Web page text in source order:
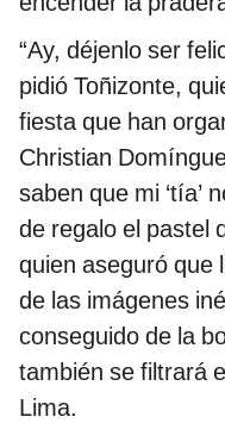
“Ay, déjenlo ser
pidió Toñizonte,
fiesta que han
Christian
saben que mi ‘tía’
de regalo el pastel
quien aseguró que
de las imágenes
conseguido de la
también se filtrará
Lima.